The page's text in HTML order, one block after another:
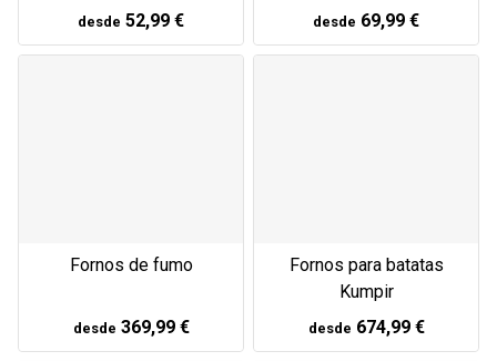
desde 52,99 €
estação de preparação
desde 69,99 €
Fornos de fumo
desde 369,99 €
Fornos para batatas
Kumpir
desde 674,99 €